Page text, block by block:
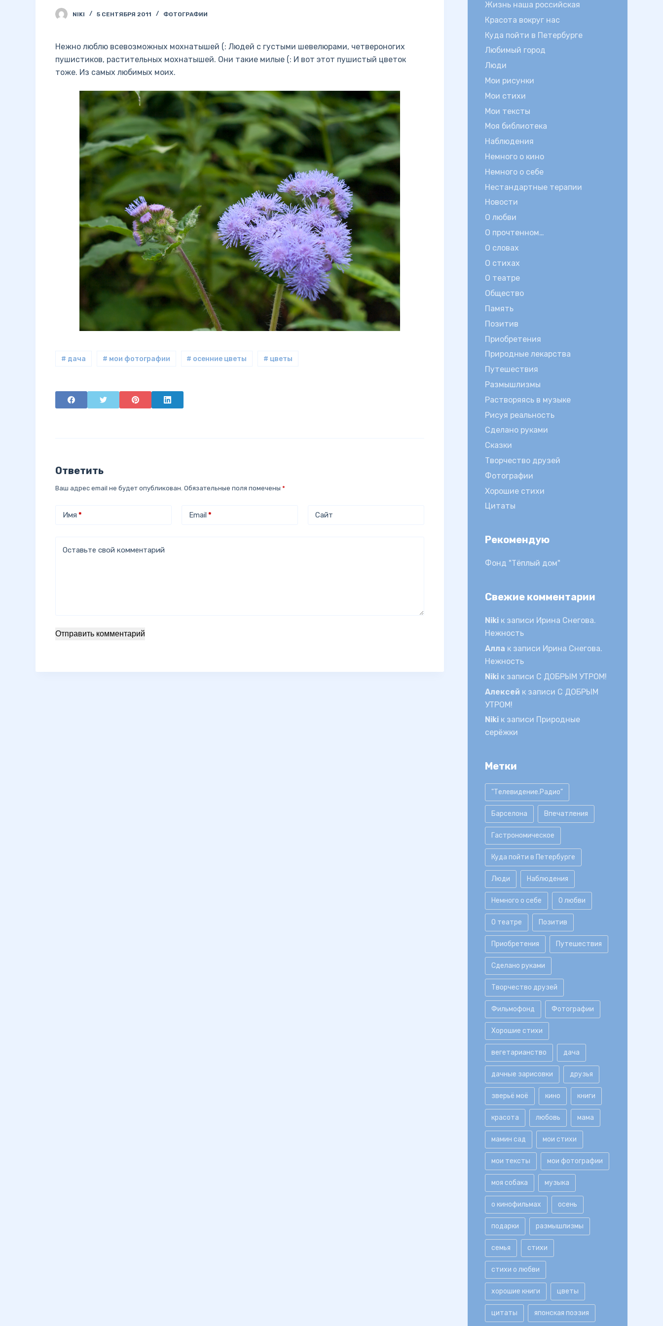
NIKI 5 СЕНТЯБРЯ 2011 ФОТОГРАФИИ
Нежно люблю всевозможных мохнатышей (: Людей с густыми шевелюрами, четвероногих
пушистиков, растительных мохнатышей. Они такие милые (: И вот этот пушистый цветок
тоже. Из самых любимых моих.
# дача # мои фотографии # осенние цветы # цветы
Ответить
Ваш адрес email не будет опубликован. Обязательные поля помечены *
Имя * Email* Сайт
Оставьте свой комментарий
Отправить комментарий
Жизнь наша российская
Красота вокруг нас
Куда пойти в Петербурге
Любимый город
Люди
Мои рисунки
Мои стихи
Мои тексты
Моя библиотека
Наблюдения
Немного о кино
Немного о себе
Нестандартные терапии
Новости
О любви
О прочтенном…
О словах
О стихах
О театре
Общество
Память
Позитив
Приобретения
Природные лекарства
Путешествия
Размышлизмы
Растворяясь в музыке
Рисуя реальность
Сделано руками
Сказки
Творчество друзей
Фотографии
Хорошие стихи
Цитаты
Рекомендую
Фонд "Тёплый дом"
Свежие комментарии
Niki к записи Ирина Снегова.
Нежность
Алла к записи Ирина Снегова.
Нежность
Niki к записи С ДОБРЫМ УТРОМ!
Алексей к записи С ДОБРЫМ
УТРОМ!
Niki к записи Природные
серёжки
Метки
"Телевидение.Радио"
Барселона Впечатления
Гастрономическое
Куда пойти в Петербурге
Люди Наблюдения
Немного о себе О любви
О театре Позитив
Приобретения Путешествия
Сделано руками
Творчество друзей
Фильмофонд Фотографии
Хорошие стихи
вегетарианство дача
дачные зарисовки друзья
зверьё моё кино книги
красота любовь мама
мамин сад мои стихи
мои тексты мои фотографии
моя собака музыка
о кинофильмах осень
подарки размышлизмы
семья стихи
стихи о любви
хорошие книги цветы
цитаты японская поэзия